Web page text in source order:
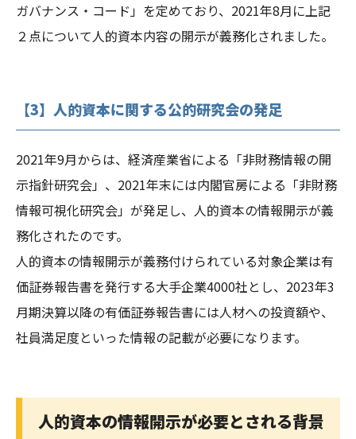
ガバナンス・コード」を定めており、2021年8月に上記
２点について人的資本内容の開示が義務化されました。
【3】人的資本に関する公的研究会の発足
2021年9月からは、経済産業省による「非財務情報の開
示指針研究会」、2021年末には内閣官房による「非財務
情報可視化研究会」が発足し、人的資本の情報開示が義
務化されたのです。
人的資本の情報開示が義務付けられている対象企業は有
価証券報告書を発行する大手企業4000社とし、2023年3
月期決算以降の有価証券報告書には人材への投資額や、
社員満足度といった情報の記載が必要になります。
人的資本の情報開示が必要とされる背景